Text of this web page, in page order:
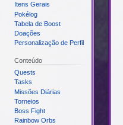
Itens Gerais
Pokélog
Tabela de Boost
Doações
Personalização de Perfil
Conteúdo
Quests
Tasks
Missões Diárias
Torneios
Boss Fight
Rainbow Orbs